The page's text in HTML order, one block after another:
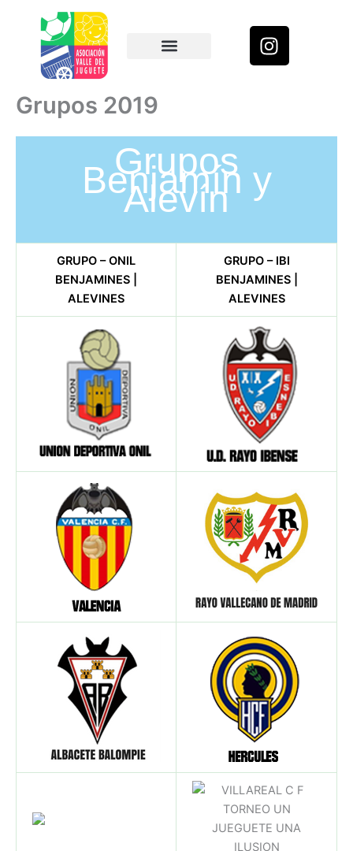
contenido
I
n
g
a
Grupos 2019
Grupos
Benjamín y
Alevín
GRUPO – ONIL
BENJAMINES |
ALEVINES
GRUPO – IBI
BENJAMINES |
ALEVINES